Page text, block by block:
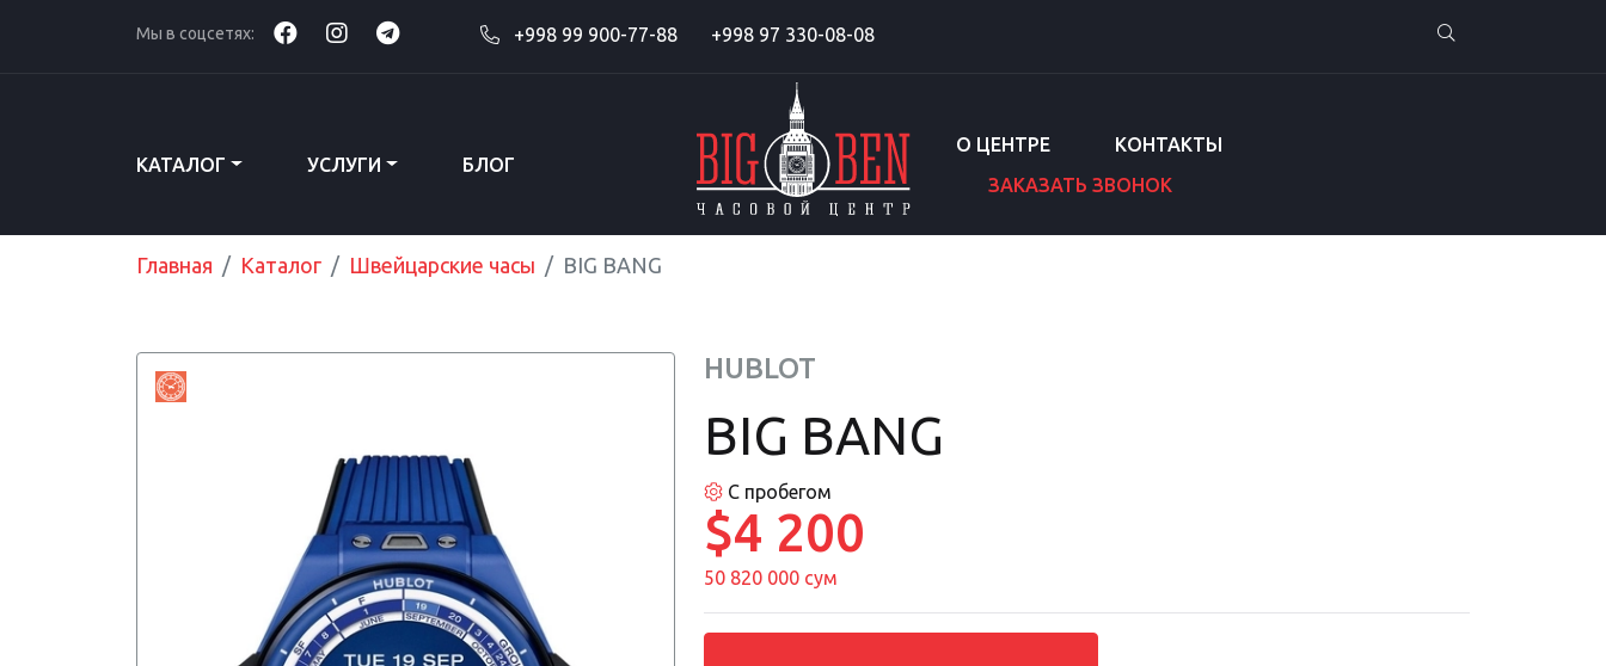
Мы в соцсетях: +998 99 900-77-88 +998 97 330-08-08
КАТАЛОГ УСЛУГИ БЛОГ
О ЦЕНТРЕ
КОНТАКТЫ
ЗАКАЗАТЬ ЗВОНОК
Главная Каталог Швейцарские часы BIG BANG
HUBLOT
BIG BANG
С пробегом
$4 200
50 820 000 сум